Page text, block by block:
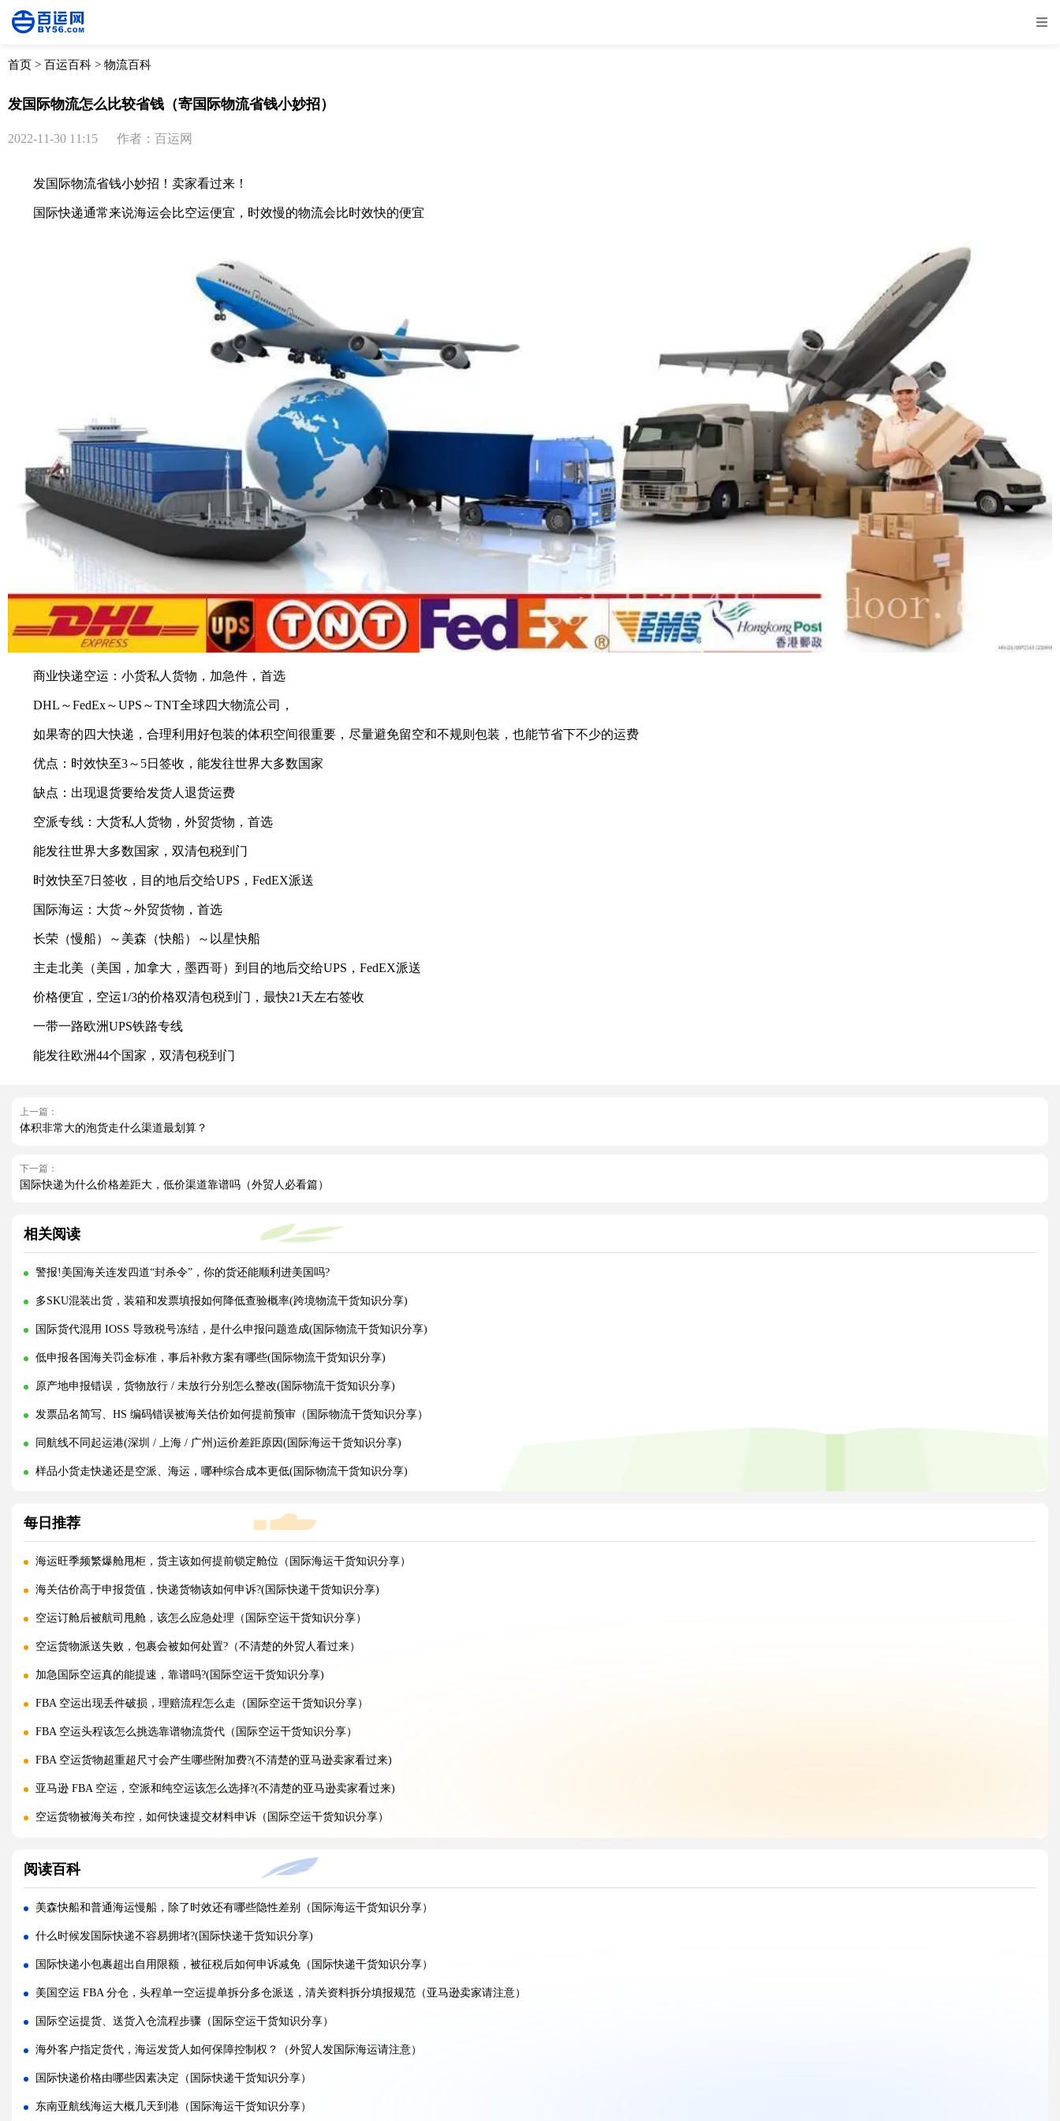
首页 > 百运百科 > 物流百科
发国际物流怎么比较省钱（寄国际物流省钱小妙招）
2022-11-30 11:15 作者：百运网
发国际物流省钱小妙招！卖家看过来！
国际快递通常来说海运会比空运便宜，时效慢的物流会比时效快的便宜
商业快递空运：小货私人货物，加急件，首选
DHL～FedEx～UPS～TNT全球四大物流公司，
如果寄的四大快递，合理利用好包装的体积空间很重要，尽量避免留空和不规则包装，也能节省下不少的运费
优点：时效快至3～5日签收，能发往世界大多数国家
缺点：出现退货要给发货人退货运费
空派专线：大货私人货物，外贸货物，首选
能发往世界大多数国家，双清包税到门
时效快至7日签收，目的地后交给UPS，FedEX派送
国际海运：大货～外贸货物，首选
长荣（慢船）～美森（快船）～以星快船
主走北美（美国，加拿大，墨西哥）到目的地后交给UPS，FedEX派送
价格便宜，空运1/3的价格双清包税到门，最快21天左右签收
一带一路欧洲UPS铁路专线
能发往欧洲44个国家，双清包税到门
上一篇：
体积非常大的泡货走什么渠道最划算？
下一篇：
国际快递为什么价格差距大，低价渠道靠谱吗（外贸人必看篇）
相关阅读
警报!美国海关连发四道“封杀令”，你的货还能顺利进美国吗?
多SKU混装出货，装箱和发票填报如何降低查验概率(跨境物流干货知识分享)
国际货代混用 IOSS 导致税号冻结，是什么申报问题造成(国际物流干货知识分享)
低申报各国海关罚金标准，事后补救方案有哪些(国际物流干货知识分享)
原产地申报错误，货物放行 / 未放行分别怎么整改(国际物流干货知识分享)
发票品名简写、HS 编码错误被海关估价如何提前预审（国际物流干货知识分享）
同航线不同起运港(深圳 / 上海 / 广州)运价差距原因(国际海运干货知识分享)
样品小货走快递还是空派、海运，哪种综合成本更低(国际物流干货知识分享)
每日推荐
海运旺季频繁爆舱甩柜，货主该如何提前锁定舱位（国际海运干货知识分享）
海关估价高于申报货值，快递货物该如何申诉?(国际快递干货知识分享)
空运订舱后被航司甩舱，该怎么应急处理（国际空运干货知识分享）
空运货物派送失败，包裹会被如何处置?（不清楚的外贸人看过来）
加急国际空运真的能提速，靠谱吗?(国际空运干货知识分享)
FBA 空运出现丢件破损，理赔流程怎么走（国际空运干货知识分享）
FBA 空运头程该怎么挑选靠谱物流货代（国际空运干货知识分享）
FBA 空运货物超重超尺寸会产生哪些附加费?(不清楚的亚马逊卖家看过来)
亚马逊 FBA 空运，空派和纯空运该怎么选择?(不清楚的亚马逊卖家看过来)
空运货物被海关布控，如何快速提交材料申诉（国际空运干货知识分享）
国际空运低申报被海关查到，罚款比例是多少?(国际空运干货知识分享)
国际空运的运单有什么作用，包含哪些关键信息（国际空运干货知识分享）
国内哪些港口是国际空运主流始发机场（国际空运干货知识分享）
什么是泡货、重货，国际空运分别怎么定价（国际空运干货知识分享）
国际空运直达与中转航班，该如何选择（不清楚的外贸人看过来）
国际空运客机和全货机分别适合运什么货物（国际空运干货知识分享）
国际空运直达与中转航班，该如何选择（国际快递干货知识分享）
国际空运完整运输流程分为哪几个步骤（国际空运干货知识分享）
国际空运和国际快递到底有哪些核心区别（国际物流干货知识分享）
阅读百科
美森快船和普通海运慢船，除了时效还有哪些隐性差别（国际海运干货知识分享）
什么时候发国际快递不容易拥堵?(国际快递干货知识分享)
国际快递小包裹超出自用限额，被征税后如何申诉减免（国际快递干货知识分享）
美国空运 FBA 分仓，头程单一空运提单拆分多仓派送，清关资料拆分填报规范（亚马逊卖家请注意）
国际空运提货、送货入仓流程步骤（国际空运干货知识分享）
海外客户指定货代，海运发货人如何保障控制权？（外贸人发国际海运请注意）
国际快递价格由哪些因素决定（国际快递干货知识分享）
东南亚航线海运大概几天到港（国际海运干货知识分享）